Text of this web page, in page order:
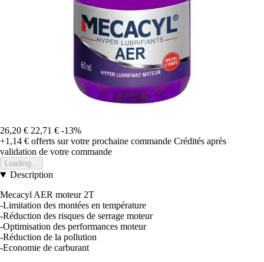
26,20 € 22,71 € -13%
+1,14 € offerts sur votre prochaine commande Crédités après
validation de votre commande
Loading...
Description
Mecacyl AER moteur 2T
-Limitation des montées en température
-Réduction des risques de serrage moteur
-Optimisation des performances moteur
-Réduction de la pollution
-Economie de carburant